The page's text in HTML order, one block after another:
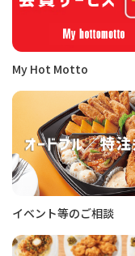
My Hot Motto
イベント等のご相談